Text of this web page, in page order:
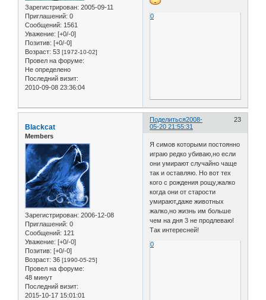
Зарегистрирован: 2005-09-11
Приглашений: 0
Сообщений: 1561
Уважение: [+0/-0]
Позитив: [+0/-0]
Возраст: 53 [1972-10-02]
Провел на форуме:
Не определено
Последний визит:
2010-09-08 23:36:04
0
Поделиться 23
2008-
05-20 21:55:31
Blackcat
Members
Зарегистрирован: 2006-12-08
Приглашений: 0
Сообщений: 121
Уважение: [+0/-0]
Позитив: [+0/-0]
Возраст: 36 [1990-05-25]
Провел на форуме:
48 минут
Последний визит:
2015-10-17 15:01:01
Я симов которыми постоянно
играю редко убиваю,но если
они умирают случайно чаще
так и оставляю. Но вот тех
кого с рождения рощу,жалко
когда они от старости
умирают,даже животных
жалко,но жизнь им больше
чем на дня 3 не продлеваю!
Так интересней!
0